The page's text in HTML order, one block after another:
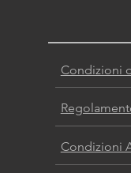
Condizioni
Condizioni